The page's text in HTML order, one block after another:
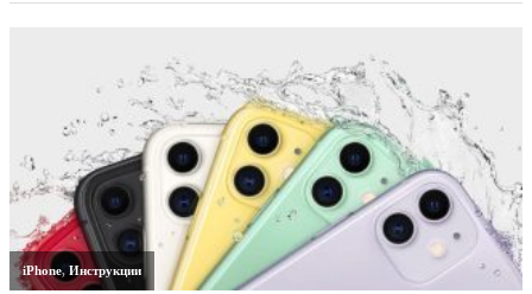
iPhone,Инструкции